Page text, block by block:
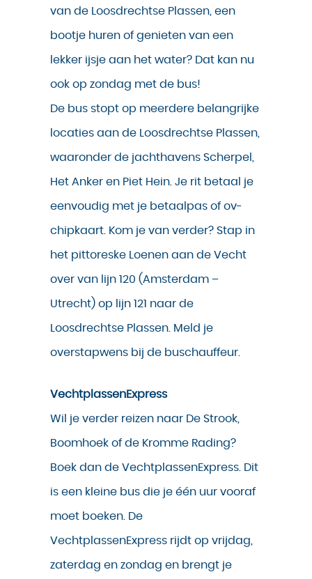
van de Loosdrechtse Plassen, een
bootje huren of genieten van een
lekker ijsje aan het water? Dat kan nu
ook op zondag met de bus!
De bus stopt op meerdere belangrijke
locaties aan de Loosdrechtse Plassen,
waaronder de jachthavens Scherpel,
Het Anker en Piet Hein. Je rit betaal je
eenvoudig met je betaalpas of ov-
chipkaart. Kom je van verder? Stap in
het pittoreske Loenen aan de Vecht
over van lijn 120 (Amsterdam –
Utrecht) op lijn 121 naar de
Loosdrechtse Plassen. Meld je
overstapwens bij de buschauffeur.
VechtplassenExpress
Wil je verder reizen naar De Strook,
Boomhoek of de Kromme Rading?
Boek dan de VechtplassenExpress. Dit
is een kleine bus die je één uur vooraf
moet boeken. De
VechtplassenExpress rijdt op vrijdag,
zaterdag en zondag en brengt je